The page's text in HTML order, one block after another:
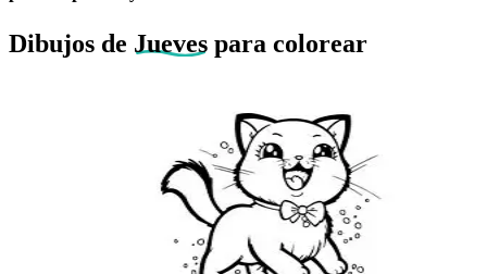
Dibujos de Jueves para colorear